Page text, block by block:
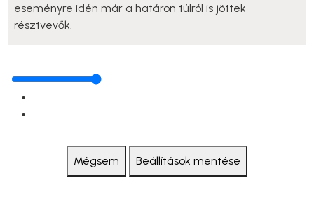
eseményre idén már a határon túlról is jöttek
résztvevők.
Mégsem Beállítások mentése